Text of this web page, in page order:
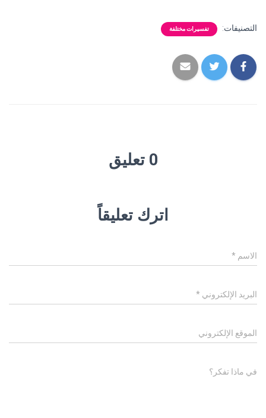
التصنيفات: تفسيرات مختلفة
0 تعليق
اترك تعليقاً
الاسم *
البريد الإلكتروني *
الموقع الإلكتروني
في ماذا تفكر؟